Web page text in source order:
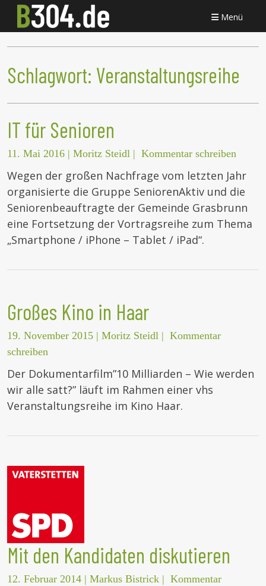
Menü
Schlagwort: Veranstaltungsreihe
IT für Senioren
11. Mai 2016 | Moritz Steidl | Kommentar schreiben
Wegen der großen Nachfrage vom letzten Jahr
organisierte die Gruppe SeniorenAktiv und die
Seniorenbeauftragte der Gemeinde Grasbrunn
eine Fortsetzung der Vortragsreihe zum Thema
„Smartphone / iPhone – Tablet / iPad“.
Großes Kino in Haar
19. November 2015 | Moritz Steidl | Kommentar
schreiben
Der Dokumentarfilm”10 Milliarden – Wie werden
wir alle satt?” läuft im Rahmen einer vhs
Veranstaltungsreihe im Kino Haar.
Mit den Kandidaten diskutieren
12. Februar 2014 | Markus Bistrick | Kommentar